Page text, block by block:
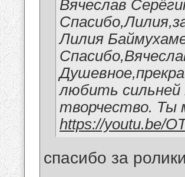
Вячеслав
Лилия
любить сильней
творчество. Ты
https://youtu.be/
спасибо за